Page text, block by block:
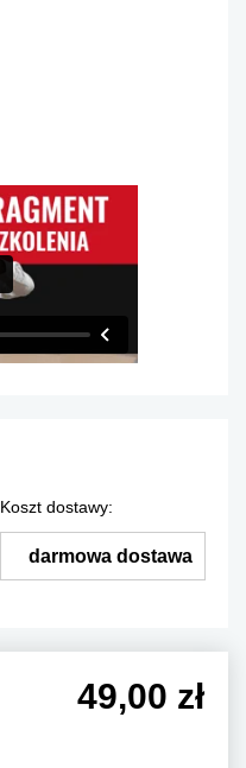
Koszt dostawy:
darmowa dostawa
49,00 zł